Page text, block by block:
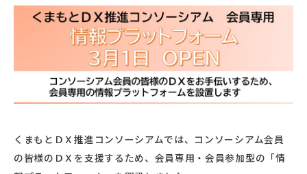
くまもとＤＸ推進コンソーシアムでは、コンソーシアム会員
の皆様のＤＸを支援するため、会員専用・会員参加型の「情